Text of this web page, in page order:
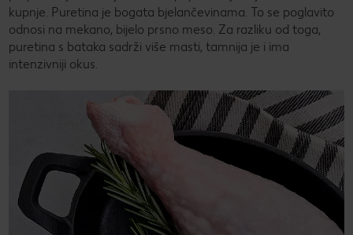
kupnje. Puretina je bogata bjelančevinama. To se poglavito
odnosi na mekano, bijelo prsno meso. Za razliku od toga,
puretina s bataka sadrži više masti, tamnija je i ima
intenzivniji okus.